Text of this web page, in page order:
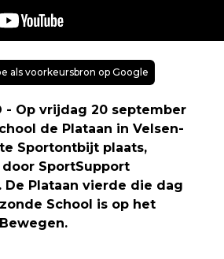
als voorkeursbron op Google
- Op vrijdag 20 september
de Plataan in Velsen-
Sportontbijt plaats,
SportSupport
De Plataan vierde die dag
School is op het